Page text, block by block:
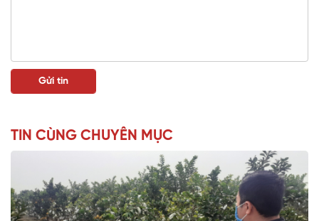
TIN CÙNG CHUYÊN MỤC